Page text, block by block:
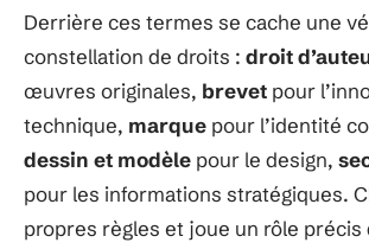
Derrière ces termes se cache une
constellation de droits : droit
œuvres originales, brevet pour
technique, marque pour l’identité
dessin et modèle pour le design,
pour les informations stratégiques.
propres règles et joue un rôle précis